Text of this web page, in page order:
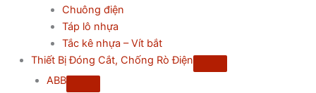
Chuông điện
Táp lô nhựa
Tắc kê nhựa – Vít bắt
Thiết Bị Đóng Cắt, Chống Rò Điện
ABB